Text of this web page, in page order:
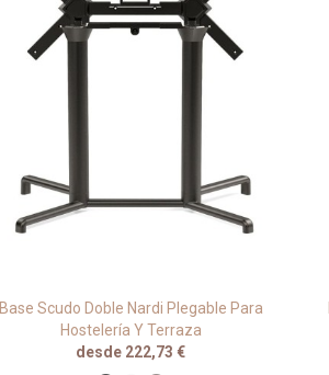
Base Scudo Doble Nardi Plegable Para
Hostelería Y Terraza
desde 222,73 €